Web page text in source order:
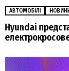
АВТОМОБІЛІ
Hyundai